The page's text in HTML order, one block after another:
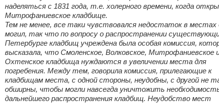
наделяться с 1831 года, т.е. холерного времени, когда
Митрофаниевское кладбище.
Тем не менее, все таки чувствовался недостаток в местах
могил, так что по вопросу о распространении
Петербурге кладбищ учреждена была особая комиссия,
высказала, что Смоленское, Волковское, Митрофаниевское
Охтенское кладбища нуждаются в увеличении места для
погребения. Между тем, говорила комиссия, прилегающие к
кладбищам места, с одной стороны, неудобны, с другой не
обширны, чтобы могли навсегда уничтожить
дальнейшего распространения кладбищ. Неудобство мест